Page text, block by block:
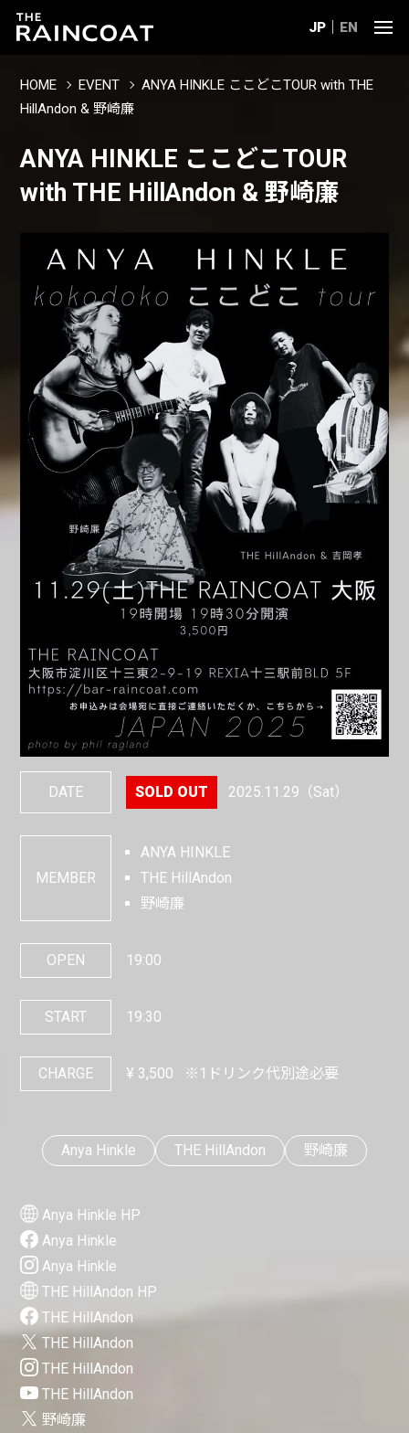
JP EN
HOME EVENT
ANYA HINKLE ここどこTOUR with THE
HillAndon & 野崎廉
ANYA HINKLE ここどこTOUR
with THE HillAndon & 野崎廉
DATE 2025.11.29 （Sat）
MEMBER
ANYA HINKLE
THE HillAndon
野崎廉
OPEN 19:00
START 19:30
CHARGE ¥ 3,500 ※1ドリンク代別途必要
Anya Hinkle THE HillAndon 野崎廉
Anya Hinkle HP
Anya Hinkle
Anya Hinkle
THE HillAndon HP
THE HillAndon
THE HillAndon
THE HillAndon
THE HillAndon
野崎廉